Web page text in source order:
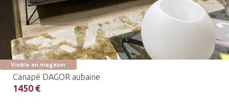
Visible en magasin
Canapé DAGOR aubaine
1450 €